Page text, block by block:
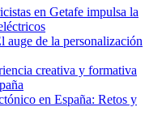
en Getafe impulsa la
auge de la personalización
creativa y formativa
en España: Retos y